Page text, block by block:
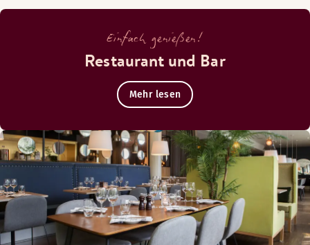
Einfach genießen!
Restaurant und Bar
Mehr lesen